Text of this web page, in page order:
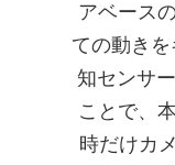
アベース
ての動き
知センサ
ことで、
時だけカ